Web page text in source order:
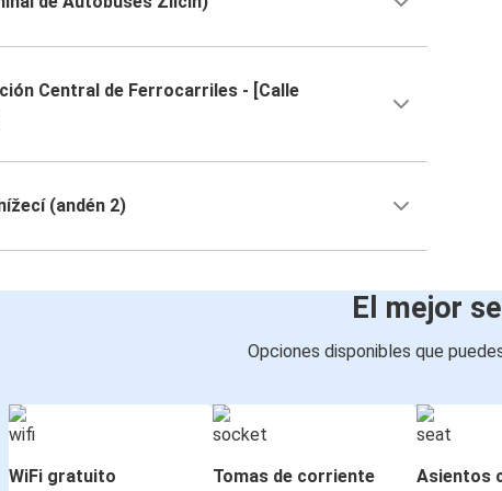
Central de Ferrocarriles - [Calle
(andén 2)
El mejor
Opciones disponibles que
WiFi gratuito Tomas de corriente Asientos